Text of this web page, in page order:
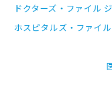
ドクターズ・ファイル
ホスピタルズ・ファイル